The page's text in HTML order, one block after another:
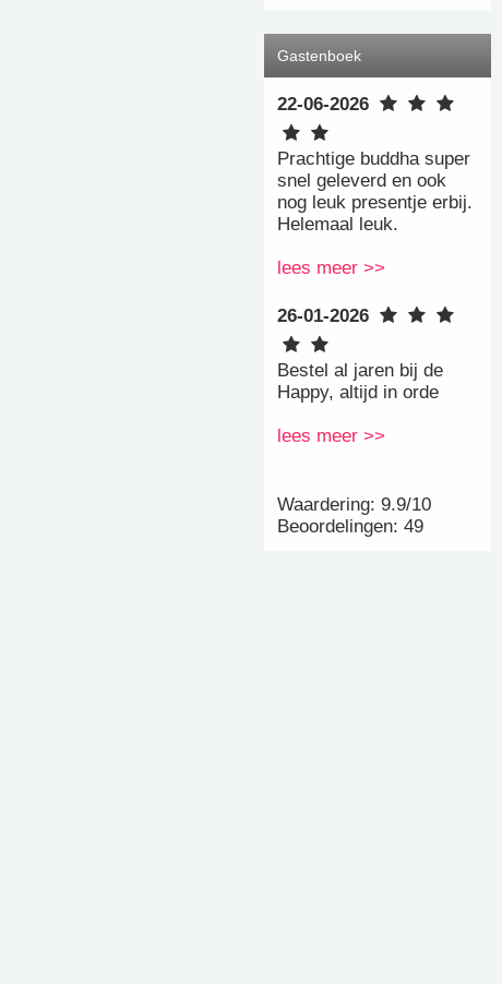
Gastenboek
22-06-2026
Prachtige buddha super
snel geleverd en ook
nog leuk presentje erbij.
Helemaal leuk.
lees meer >>
26-01-2026
Bestel al jaren bij de
Happy, altijd in orde
lees meer >>
Waardering: 9.9/10
Beoordelingen: 49